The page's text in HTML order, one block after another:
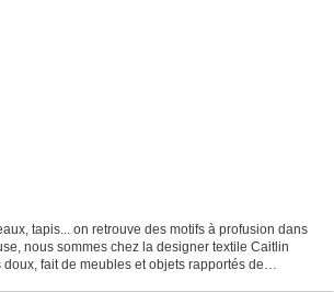
tapis... on retrouve des motifs à profusion dans
nous sommes chez la designer textile Caitlin
fait de meubles et objets rapportés de